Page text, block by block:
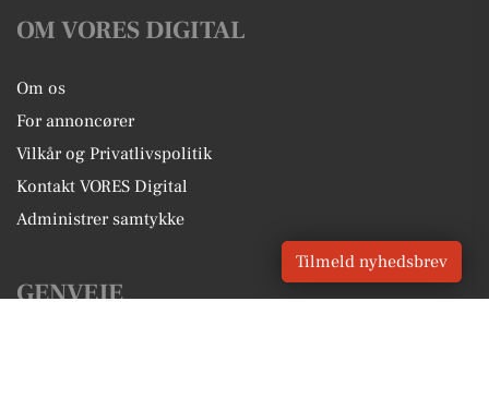
OM VORES DIGITAL
Om os
For annoncører
Vilkår og Privatlivspolitik
Kontakt VORES Digital
Administrer samtykke
GENVEJE
Tilmeld nyhedsbrev